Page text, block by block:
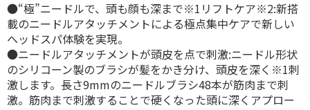
●“極”ニードルで、頭も顔も深まで※1リフトケア※2:新搭
載のニードルアタッチメントによる極点集中ケアで新しい
ヘッドスパ体験を実現。
●ニードルアタッチメントが頭皮を点で刺激:ニードル形状
のシリコーン製のブラシが髪をかき分け、頭皮を深く※1刺
激します。長さ9mmのニードルブラシ48本が筋肉まで刺
激。筋肉まで刺激することで硬くなった頭に深くアプロー